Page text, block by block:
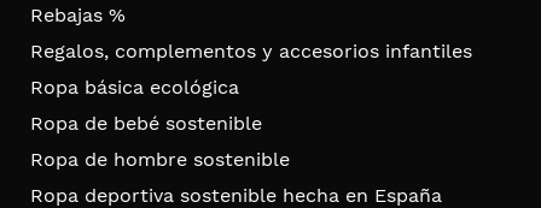
Rebajas %
Regalos, complementos y accesorios infantiles
Ropa básica ecológica
Ropa de bebé sostenible
Ropa de hombre sostenible
Ropa deportiva sostenible hecha en España